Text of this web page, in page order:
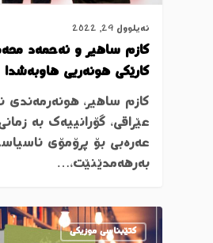
ئەیلوول 29, 2022
کازم ساهیر و ئەحمەد
کارێکی هونەریی هاوبەشدا
کازم ساهیر، هونەرمەندی
عێراقی، گۆرانییەک بە
عەرەبی بۆ پرۆمۆی
بەرهەمدێنێت،…
کتێبناسی موزیکی